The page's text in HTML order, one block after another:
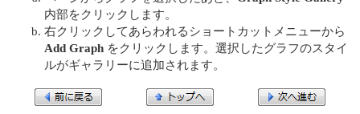
内部をクリックします。
右クリックしてあらわれるショートカットメニューから
Add Graph をクリックします。選択したグラフのスタイ
ルがギャラリーに追加されます。